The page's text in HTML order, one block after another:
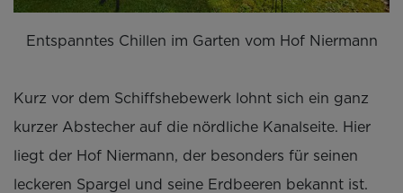
Entspanntes Chillen im Garten vom Hof Niermann
Kurz vor dem Schiffshebewerk lohnt sich ein ganz
kurzer Abstecher auf die nördliche Kanalseite. Hier
liegt der Hof Niermann, der besonders für seinen
leckeren Spargel und seine Erdbeeren bekannt ist.